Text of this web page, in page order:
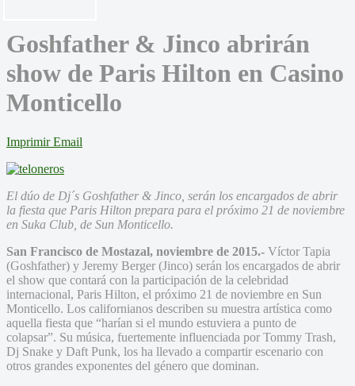
Goshfather & Jinco abrirán
show de Paris Hilton en Casino
Monticello
Imprimir Email
El dúo de Dj´s Goshfather & Jinco, serán los encargados de abrir
la fiesta que Paris Hilton prepara para el próximo 21 de noviembre
en Suka Club, de Sun Monticello.
San Francisco de Mostazal, noviembre de 2015.- Víctor Tapia
(Goshfather) y Jeremy Berger (Jinco) serán los encargados de abrir
el show que contará con la participación de la celebridad
internacional, Paris Hilton, el próximo 21 de noviembre en Sun
Monticello. Los californianos describen su muestra artística como
aquella fiesta que “harían si el mundo estuviera a punto de
colapsar”. Su música, fuertemente influenciada por Tommy Trash,
Dj Snake y Daft Punk, los ha llevado a compartir escenario con
otros grandes exponentes del género que dominan.